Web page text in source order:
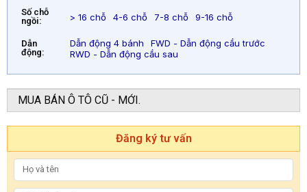
Số chỗ
ngồi:
> 16 chỗ 4-6 chỗ 7-8 chỗ 9-16 chỗ
Dẫn
động:
Dẫn động 4 bánh
FWD - Dẫn động cầu trước
RWD - Dẫn động cầu sau
MUA BÁN Ô TÔ CŨ - MỚI.
Đăng ký tư vấn